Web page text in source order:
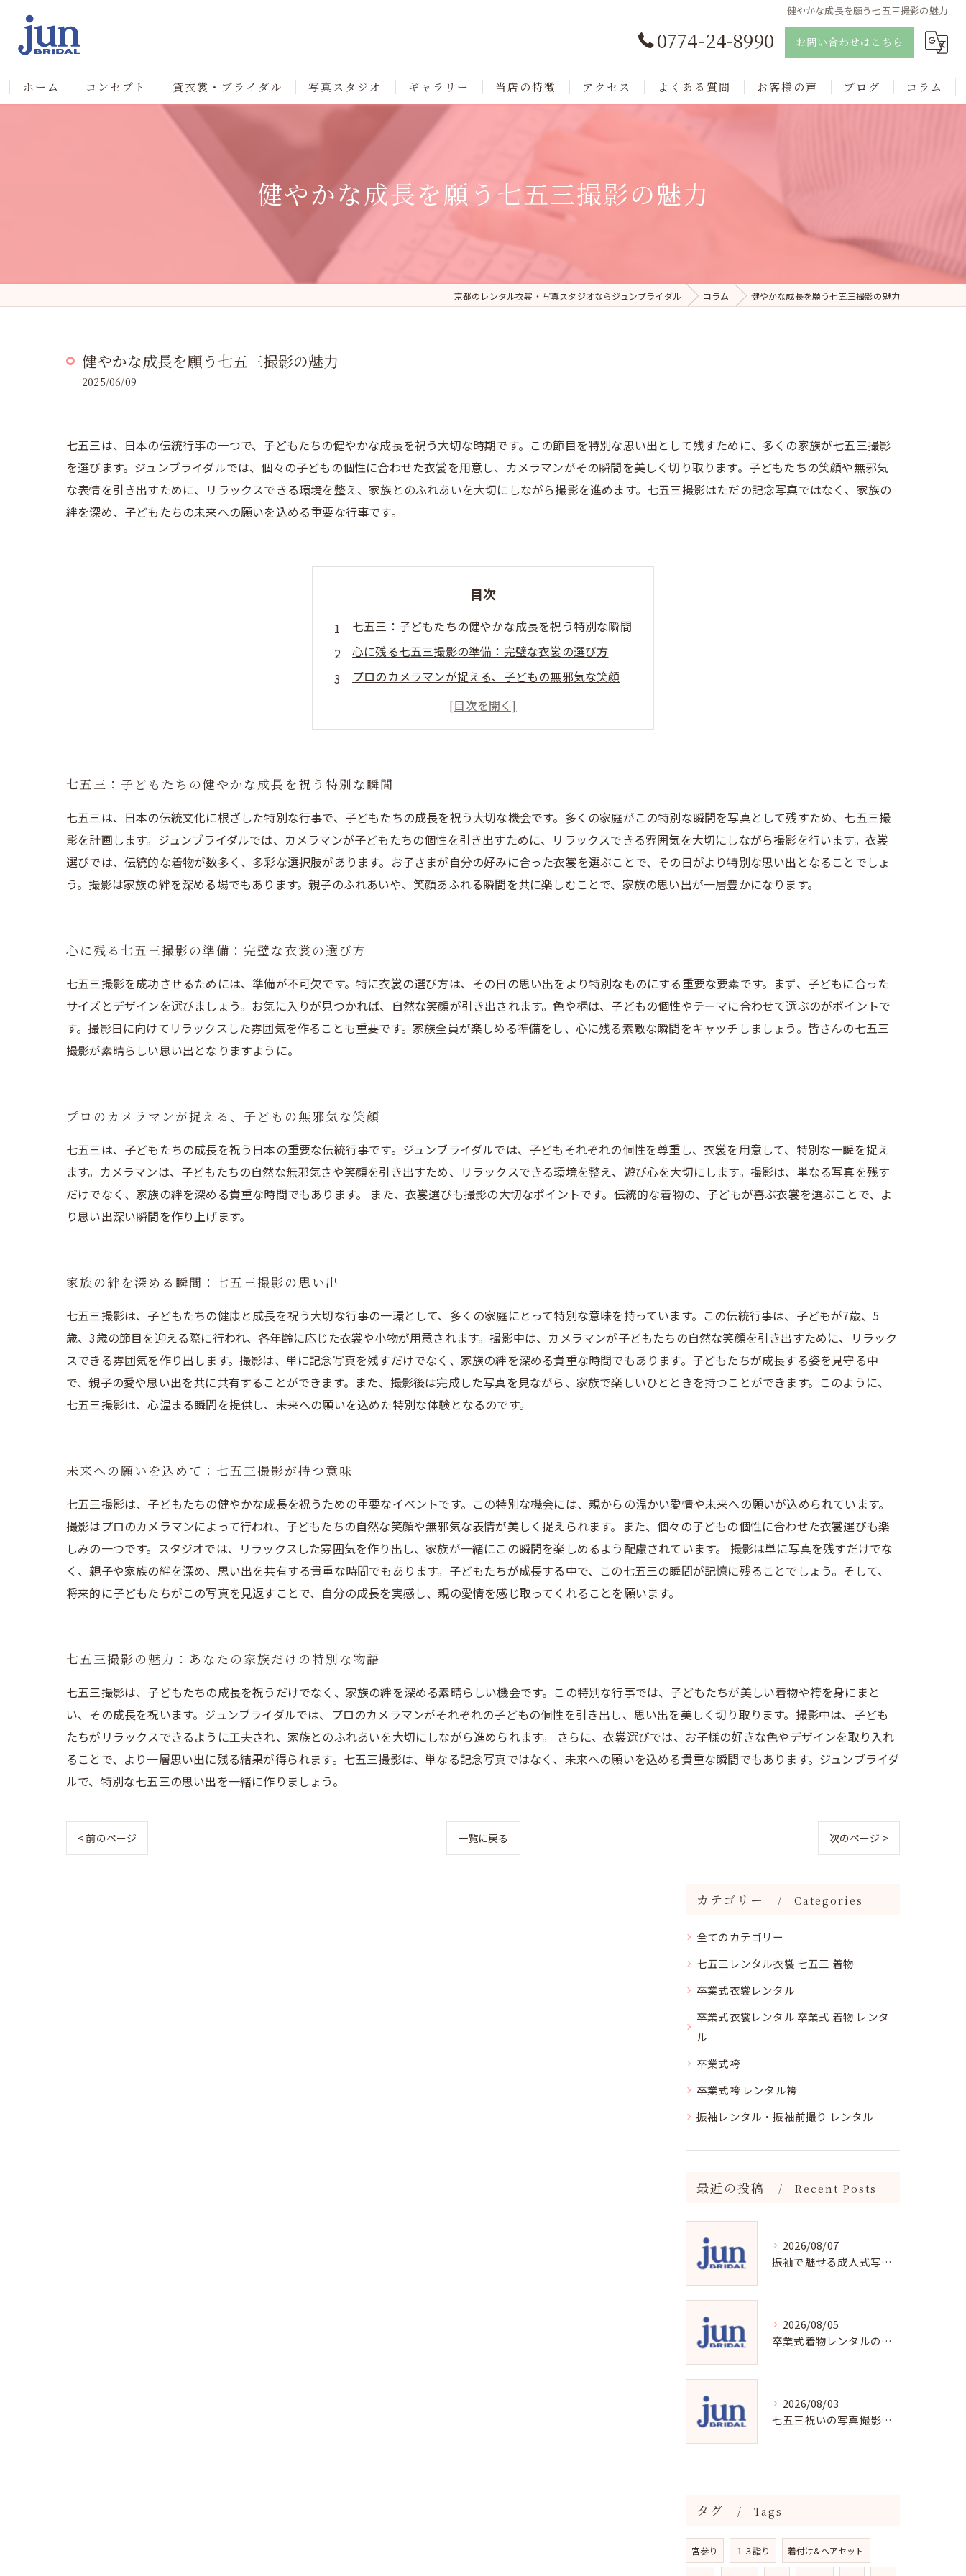
健やかな成長を願う七五三撮影の魅力
0774-24-8990 お問い合わせはこちら
ホーム コンセプト 貸衣裳・ブライダル 写真スタジオ ギャラリー 当店の特徴
卒業
アクセス よくある質問 お客様の声 ブログ コラム
健やかな成長を願う七五三撮影の魅力
京都のレンタル衣裳・写真スタジオならジュンブライダル コラム 健やかな成長を願う七五三撮影の魅力
健やかな成長を願う七五三撮影の魅力
2025/06/09
七五三は、日本の伝統行事の一つで、子どもたちの健やかな成長を祝う大切な時期です。この節目を特別な思い出として残すために、多くの家族が七五三撮影
を選びます。ジュンブライダルでは、個々の子どもの個性に合わせた衣裳を用意し、カメラマンがその瞬間を美しく切り取ります。子どもたちの笑顔や無邪気
な表情を引き出すために、リラックスできる環境を整え、家族とのふれあいを大切にしながら撮影を進めます。七五三撮影はただの記念写真ではなく、家族の
絆を深め、子どもたちの未来への願いを込める重要な行事です。
目次
七五三：子どもたちの健やかな成長を祝う特別な瞬間
心に残る七五三撮影の準備：完璧な衣裳の選び方
プロのカメラマンが捉える、子どもの無邪気な笑顔
家族の絆を深める瞬間：七五三撮影の思い出
未来への願いを込めて：七五三撮影が持つ意味
七五三：子どもたちの健やかな成長を祝う特別な瞬間
七五三は、日本の伝統文化に根ざした特別な行事で、子どもたちの成長を祝う大切な機会です。多くの家庭がこの特別な瞬間を写真として残すため、七五三撮
影を計画します。ジュンブライダルでは、カメラマンが子どもたちの個性を引き出すために、リラックスできる雰囲気を大切にしながら撮影を行います。衣裳
選びでは、伝統的な着物が数多く、多彩な選択肢があります。お子さまが自分の好みに合った衣裳を選ぶことで、その日がより特別な思い出となることでしょ
う。撮影は家族の絆を深める場でもあります。親子のふれあいや、笑顔あふれる瞬間を共に楽しむことで、家族の思い出が一層豊かになります。
心に残る七五三撮影の準備：完璧な衣裳の選び方
七五三撮影を成功させるためには、準備が不可欠です。特に衣裳の選び方は、その日の思い出をより特別なものにする重要な要素です。まず、子どもに合った
サイズとデザインを選びましょう。お気に入りが見つかれば、自然な笑顔が引き出されます。色や柄は、子どもの個性やテーマに合わせて選ぶのがポイントで
す。撮影日に向けてリラックスした雰囲気を作ることも重要です。家族全員が楽しめる準備をし、心に残る素敵な瞬間をキャッチしましょう。皆さんの七五三
撮影が素晴らしい思い出となりますように。
プロのカメラマンが捉える、子どもの無邪気な笑顔
七五三は、子どもたちの成長を祝う日本の重要な伝統行事です。ジュンブライダルでは、子どもそれぞれの個性を尊重し、衣裳を用意して、特別な一瞬を捉え
ます。カメラマンは、子どもたちの自然な無邪気さや笑顔を引き出すため、リラックスできる環境を整え、遊び心を大切にします。撮影は、単なる写真を残す
だけでなく、家族の絆を深める貴重な時間でもあります。 また、衣裳選びも撮影の大切なポイントです。伝統的な着物の、子どもが喜ぶ衣裳を選ぶことで、よ
り思い出深い瞬間を作り上げます。
家族の絆を深める瞬間：七五三撮影の思い出
七五三撮影は、子どもたちの健康と成長を祝う大切な行事の一環として、多くの家庭にとって特別な意味を持っています。この伝統行事は、子どもが7歳、5
歳、3歳の節目を迎える際に行われ、各年齢に応じた衣裳や小物が用意されます。撮影中は、カメラマンが子どもたちの自然な笑顔を引き出すために、リラック
スできる雰囲気を作り出します。撮影は、単に記念写真を残すだけでなく、家族の絆を深める貴重な時間でもあります。子どもたちが成長する姿を見守る中
で、親子の愛や思い出を共に共有することができます。また、撮影後は完成した写真を見ながら、家族で楽しいひとときを持つことができます。このように、
七五三撮影は、心温まる瞬間を提供し、未来への願いを込めた特別な体験となるのです。
未来への願いを込めて：七五三撮影が持つ意味
七五三撮影は、子どもたちの健やかな成長を祝うための重要なイベントです。この特別な機会には、親からの温かい愛情や未来への願いが込められています。
撮影はプロのカメラマンによって行われ、子どもたちの自然な笑顔や無邪気な表情が美しく捉えられます。また、個々の子どもの個性に合わせた衣裳選びも楽
しみの一つです。スタジオでは、リラックスした雰囲気を作り出し、家族が一緒にこの瞬間を楽しめるよう配慮されています。 撮影は単に写真を残すだけでな
く、親子や家族の絆を深め、思い出を共有する貴重な時間でもあります。子どもたちが成長する中で、この七五三の瞬間が記憶に残ることでしょう。そして、
将来的に子どもたちがこの写真を見返すことで、自分の成長を実感し、親の愛情を感じ取ってくれることを願います。
七五三撮影の魅力：あなたの家族だけの特別な物語
七五三撮影は、子どもたちの成長を祝うだけでなく、家族の絆を深める素晴らしい機会です。この特別な行事では、子どもたちが美しい着物や袴を身にまと
い、その成長を祝います。ジュンブライダルでは、プロのカメラマンがそれぞれの子どもの個性を引き出し、思い出を美しく切り取ります。撮影中は、子ども
たちがリラックスできるように工夫され、家族とのふれあいを大切にしながら進められます。 さらに、衣裳選びでは、お子様の好きな色やデザインを取り入れ
ることで、より一層思い出に残る結果が得られます。七五三撮影は、単なる記念写真ではなく、未来への願いを込める貴重な瞬間でもあります。ジュンブライダ
ルで、特別な七五三の思い出を一緒に作りましょう。
< 前のページ 一覧に戻る 次のページ >
カテゴリー Categories
全てのカテゴリー
七五三レンタル衣裳 七五三 着物
卒業式衣裳レンタル
卒業式衣裳レンタル 卒業式 着物 レンタ
ル
卒業式袴
卒業式袴 レンタル袴
振袖レンタル・振袖前撮り レンタル
最近の投稿 Recent Posts
2026/08/07
振袖で魅せる成人式写真の魅力と撮影ポイント
2026/08/05
卒業式着物レンタルの選び方と魅力
2026/08/03
七五三祝いの写真撮影で残す成長の瞬間
タグ Tags
宮参り １３詣り 着付け&ヘアセット